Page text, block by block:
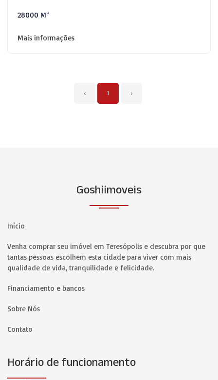
28000 M²
Mais informações
‹ 1 ›
Goshiimoveis
Início
Venha comprar seu imóvel em Teresópolis e descubra por que
tantas pessoas escolhem esta cidade para viver com mais
qualidade de vida, tranquilidade e felicidade.
Financiamento e bancos
Sobre Nós
Contato
Horário de funcionamento